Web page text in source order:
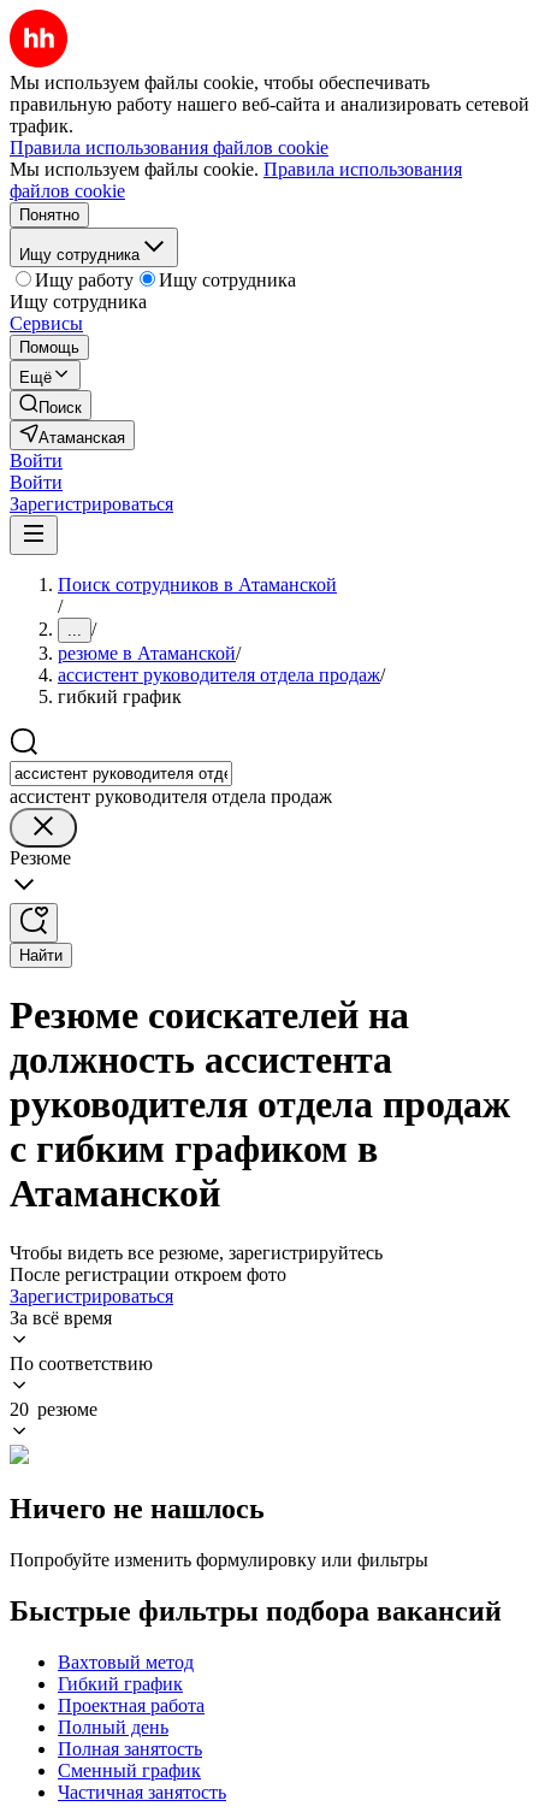
Мы используем файлы cookie, чтобы обеспечивать
правильную работу нашего веб-сайта и анализировать сетевой
трафик.
Правила использования файлов cookie
Мы используем файлы cookie. Правила использования
файлов cookie
Понятно
Ищу сотрудника
Ищу работу
Ищу сотрудника
Ищу сотрудника
Сервисы
Помощь
Ещё
Поиск
Атаманская
Войти
Войти
Зарегистрироваться
Поиск сотрудников в Атаманской
/
... /
резюме в Атаманской/
ассистент руководителя отдела продаж/
гибкий график
ассистент руководителя отдела продаж
Резюме
Найти
Резюме соискателей на
должность ассистента
руководителя отдела продаж
с гибким графиком в
Атаманской
Чтобы видеть все резюме, зарегистрируйтесь
После регистрации откроем фото
Зарегистрироваться
За всё время
По соответствию
20 резюме
Ничего не нашлось
Попробуйте изменить формулировку или фильтры
Быстрые фильтры подбора вакансий
Вахтовый метод
Гибкий график
Проектная работа
Полный день
Полная занятость
Сменный график
Частичная занятость